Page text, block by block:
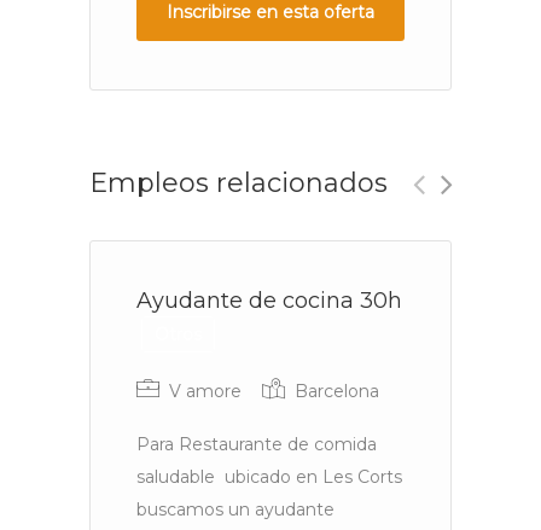
Inscribirse en esta oferta
Empleos relacionados
Ayudante de cocina 30h
V amore Barcelona
Para Restaurante de comida
saludable ubicado en Les Corts
buscamos un ayudante